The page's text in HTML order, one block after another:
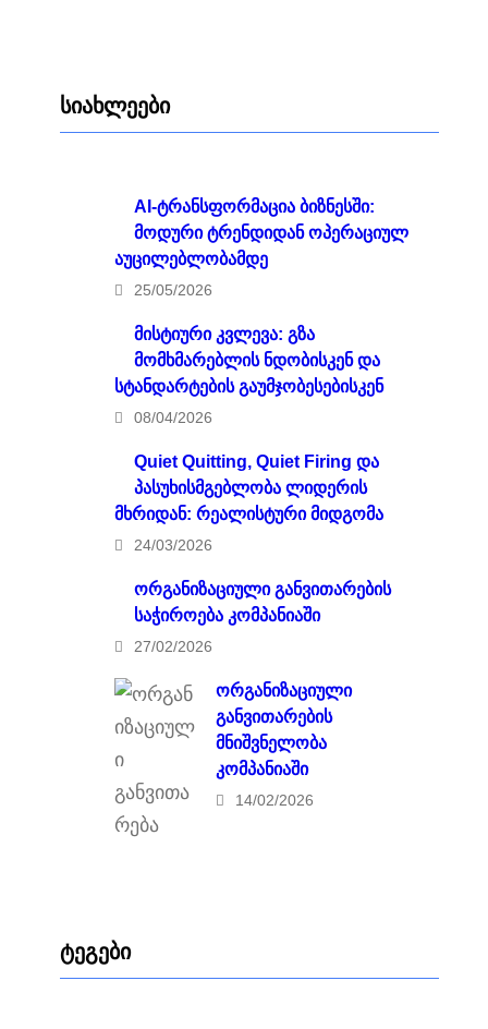
სიახლეები
AI-ტრანსფორმაცია ბიზნესში:
მოდური ტრენდიდან ოპერაციულ
აუცილებლობამდე
25/05/2026
მისტიური კვლევა: გზა
მომხმარებლის ნდობისკენ და
სტანდარტების გაუმჯობესებისკენ
08/04/2026
Quiet Quitting, Quiet Firing და
პასუხისმგებლობა ლიდერის
მხრიდან: რეალისტური მიდგომა
24/03/2026
ორგანიზაციული განვითარების
საჭიროება კომპანიაში
27/02/2026
ორგანიზაციული
განვითარების
მნიშვნელობა
კომპანიაში
14/02/2026
ტეგები